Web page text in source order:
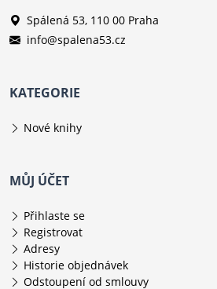
Spálená 53, 110 00 Praha
info@spalena53.cz
KATEGORIE
Nové knihy
MŮJ ÚČET
Přihlaste se
Registrovat
Adresy
Historie objednávek
Odstoupení od smlouvy